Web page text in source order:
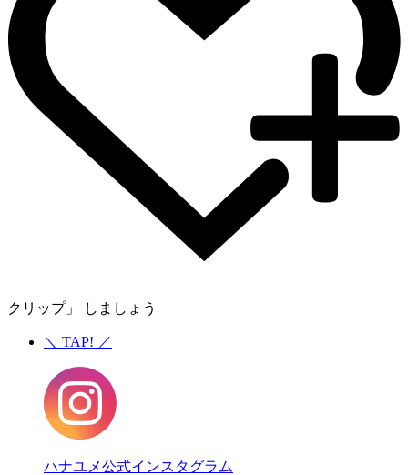
クリップ」 しましょう
＼ TAP! ／
ハナユメ公式インスタグラム